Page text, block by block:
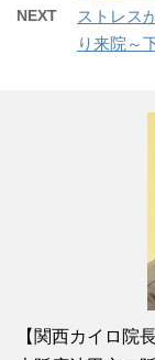
NEXT
ストレス
り来院～
【関西カイロ院